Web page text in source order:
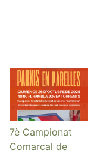
7è Campionat
Comarcal de